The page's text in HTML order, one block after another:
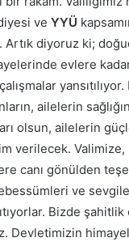
ve YYÜ
diyoruz ki;
evlere
ailelerin
olsun, ailelerin
verilecek. Valimize,
canı gönülden
ve
Bizde
Devletimizin